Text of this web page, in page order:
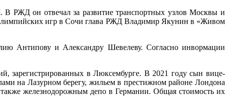
РЖД он отвечал за развитие транспортных узлов Москвы и
Олимпийских игр в Сочи глава РЖД Владимир Якунин в «Живом
Антипову и Александру Шевелеву. Согласно инвормации
зарегистрированных в Люксембурге. В 2021 году сын вице-
на Лазурном берегу, жильем в престижном районе Лондона
железнодорожным депо в Германии. Общая стоимость их